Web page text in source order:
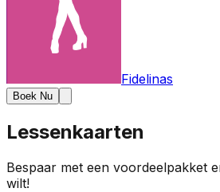
Fidelinas
Boek Nu
Lessenkaarten
Bespaar met een voordeelpakket
wilt!